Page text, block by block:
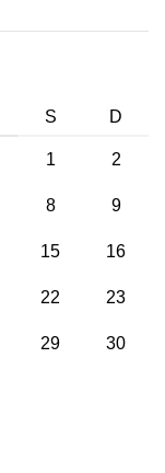
S D
1 2
8 9
15 16
22 23
29 30